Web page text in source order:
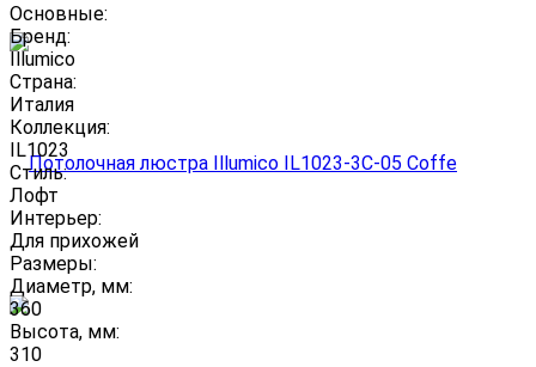
Основные:
Бренд:
Illumico
Страна:
Италия
Коллекция:
IL1023
Стиль:
Лофт
Интерьер:
Для прихожей
Размеры:
Диаметр, мм:
360
Высота, мм:
310